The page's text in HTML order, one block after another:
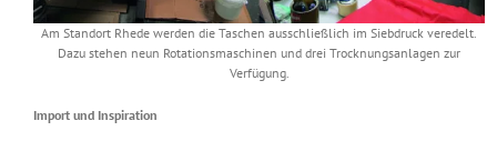
Am Standort Rhede werden die Taschen ausschließlich im Siebdruck veredelt.
Dazu stehen neun Rotationsmaschinen und drei Trocknungsanlagen zur
Verfügung.
Import und Inspiration